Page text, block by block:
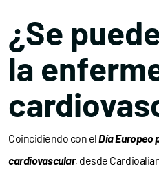
¿Se
la
Coincidiendo con elDía Europeo
cardiovascular, desde